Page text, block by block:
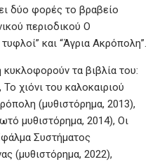
δύο φορές το βραβείο
περιοδικού Ο
και “Άγρια Ακρόπολη”.
τα βιβλία του:
χιόνι του καλοκαιριού
(μυθιστόρημα, 2013),
μυθιστόρημα, 2014), Οι
Συστήματος
(μυθιστόρημα, 2022),